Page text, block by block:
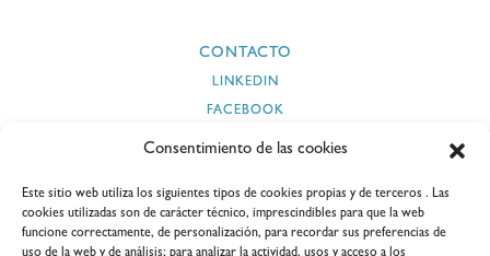
Consentimiento de las cookies
Este sitio web utiliza los siguientes tipos de cookies propias y de terceros . Las
cookies utilizadas son de carácter técnico, imprescindibles para que la web
funcione correctamente, de personalización, para recordar sus preferencias de
CONTACTO
LINKEDIN
FACEBOOK
INSTAGRAM
YOUTUBE